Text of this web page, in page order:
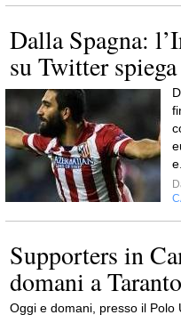
Dalla Spagna:
su Twitter
Supporters in
domani a
Oggi e domani, presso il Polo